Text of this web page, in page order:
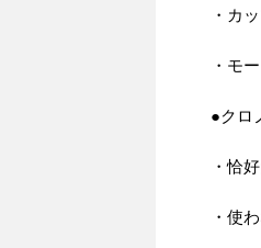
・カ
・モ
●クロ
・恰
・使